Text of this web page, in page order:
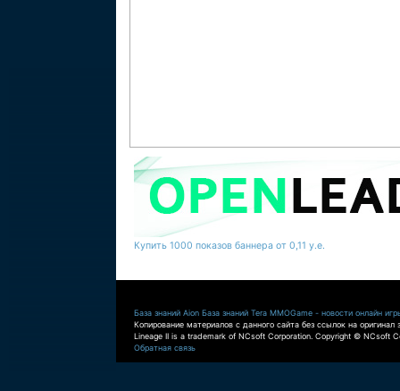
Купить 1000 показов баннера от 0,11 у.е.
База знаний Aion База знаний Tera MMOGame - новости онлайн
Копирование материалов с данного сайта без ссылок на оригинал
Lineage II is a trademark of NCsoft Corporation. Copyright © NCsoft
Обратная связь